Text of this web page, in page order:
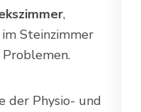
,
Steinzimmer
der Physio- und